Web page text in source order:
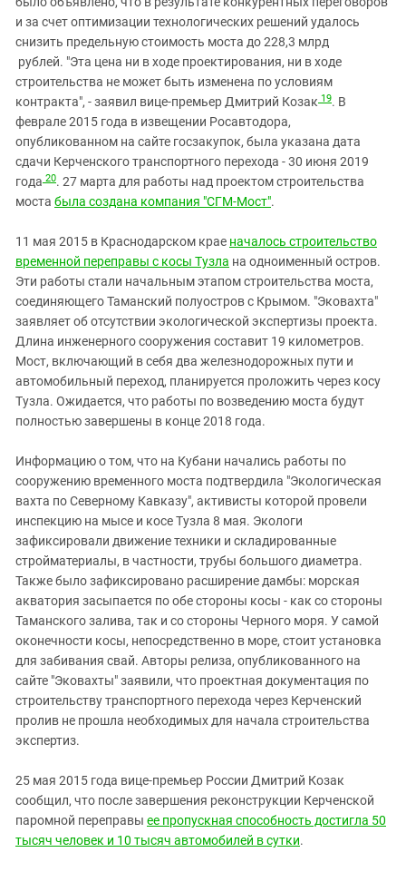
и за счет оптимизации технологических решений удалось
снизить предельную стоимость моста до 228,3 млрд
рублей. "Эта цена ни в ходе проектирования, ни в ходе
строительства не может быть изменена по условиям
контракта", - заявил вице-премьер Дмитрий Козак 19. В
феврале 2015 года в извещении Росавтодора,
опубликованном на сайте госзакупок, была указана дата
сдачи Керченского транспортного перехода - 30 июня 2019
года 20. 27 марта для работы над проектом строительства
моста была создана компания "СГМ-Мост".
11 мая 2015 в Краснодарском крае началось строительство
временной переправы с косы Тузла на одноименный остров.
Эти работы стали начальным этапом строительства моста,
соединяющего Таманский полуостров с Крымом. "Эковахта"
заявляет об отсутствии экологической экспертизы проекта.
Длина инженерного сооружения составит 19 километров.
Мост, включающий в себя два железнодорожных пути и
автомобильный переход, планируется проложить через косу
Тузла. Ожидается, что работы по возведению моста будут
полностью завершены в конце 2018 года.
Информацию о том, что на Кубани начались работы по
сооружению временного моста подтвердила "Экологическая
вахта по Северному Кавказу", активисты которой провели
инспекцию на мысе и косе Тузла 8 мая. Экологи
зафиксировали движение техники и складированные
стройматериалы, в частности, трубы большого диаметра.
Также было зафиксировано расширение дамбы: морская
акватория засыпается по обе стороны косы - как со стороны
Таманского залива, так и со стороны Черного моря. У самой
оконечности косы, непосредственно в море, стоит установка
для забивания свай. Авторы релиза, опубликованного на
сайте "Эковахты" заявили, что проектная документация по
строительству транспортного перехода через Керченский
пролив не прошла необходимых для начала строительства
экспертиз.
25 мая 2015 года вице-премьер России Дмитрий Козак
сообщил, что после завершения реконструкции Керченской
паромной переправы ее пропускная способность достигла 50
тысяч человек и 10 тысяч автомобилей в сутки.